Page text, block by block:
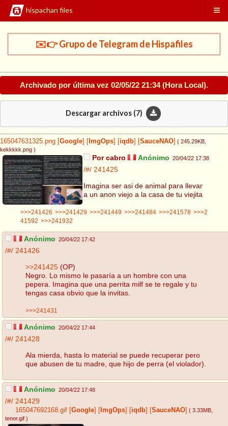
hispachan files
✉️👉 Grupo de Telegram de Hispafiles
Archivado por última vez 02/05/22 21:34(Hora Local).
Descargar archivos (7)
165047631325.png Google ImgOps iqdb SauceNAO ( 245.29KB
kekkkkk.png )
Por cabro Anónimo 20/04/22 17:38
/#/ 241425
Imagina ser asi de animal para llevar
a un anon viejo a la casa de tu viejita
>>>241426 >>>241429 >>>241449 >>>241484 >>>241578 >>>2
41592 >>>241932
Anónimo 20/04/22 17:42
/#/ 241426
>>241425 (OP)
Negro. Lo mismo le pasaría a un hombre con una
pepera. Imagina que una perrita milf se te regale y tu
tengas casa obvio que la invitas.
>>>241431
Anónimo 20/04/22 17:44
/#/ 241428
Ala mierda, hasta lo material se puede recuperar pero
que abusen de tu madre, que hijo de perra (el violador).
Anónimo 20/04/22 17:48
/#/ 241429
165047692168.gif Google ImgOps iqdb SauceNAO ( 3.33MB
tenor.gif )